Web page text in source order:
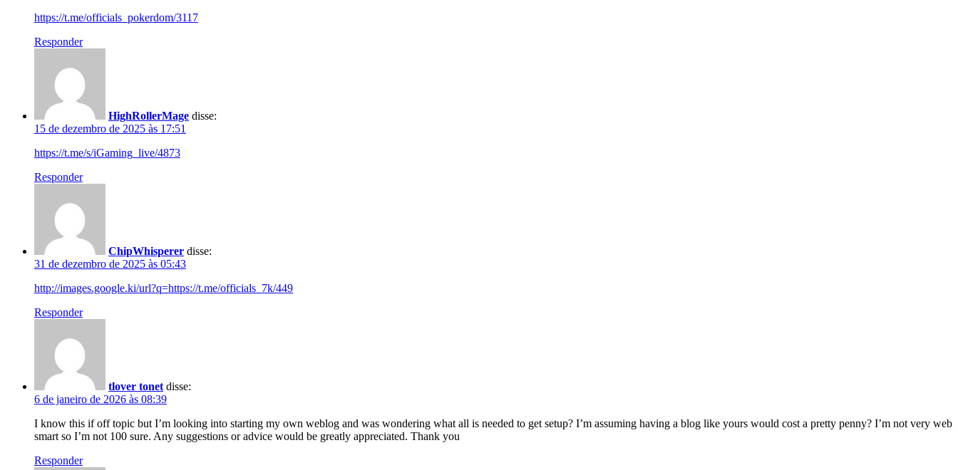
https://t.me/officials_pokerdom/3117
Responder
HighRollerMage disse:
15 de dezembro de 2025 às 17:51
https://t.me/s/iGaming_live/4873
Responder
ChipWhisperer disse:
31 de dezembro de 2025 às 05:43
http://images.google.ki/url?q=https://t.me/officials_7k/449
Responder
tlover tonet disse:
6 de janeiro de 2026 às 08:39
I know this if off topic but I’m looking into starting my own weblog and was wondering what all is needed to get setup? I’m assuming having a blog like yours would cost a pretty penny? I’m not very web
smart so I’m not 100 sure. Any suggestions or advice would be greatly appreciated. Thank you
Responder